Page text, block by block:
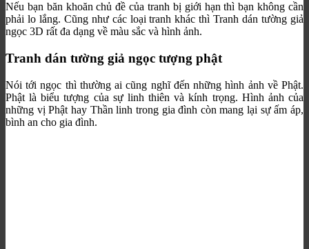
Nếu bạn băn khoăn chủ đề của tranh bị giới hạn thì bạn không cần
phải lo lắng. Cũng như các loại tranh khác thì Tranh dán tường giả
ngọc 3D rất đa dạng về màu sắc và hình ảnh.
Tranh dán tường giả ngọc tượng phật
Nói tới ngọc thì thường ai cũng nghĩ đến những hình ảnh về Phật.
Phật là biểu tượng của sự linh thiên và kính trọng. Hình ảnh của
những vị Phật hay Thần linh trong gia đình còn mang lại sự ấm áp,
bình an cho gia đình.